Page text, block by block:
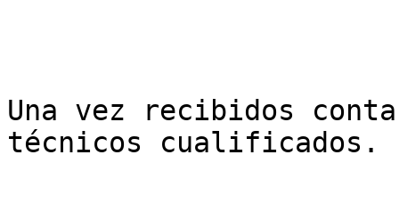
Una vez recibidos
técnicos cualificados.